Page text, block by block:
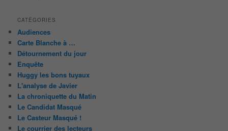
CATÉGORIES
Audiences
Carte Blanche à …
Détournement du jour
Enquête
Huggy les bons tuyaux
L'analyse de Javier
La chroniquette du Matin
Le Candidat Masqué
Le Casteur Masqué !
Le courrier des lecteurs